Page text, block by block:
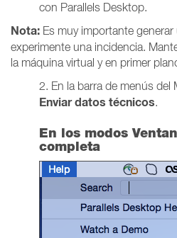
con Parallels Desktop.
Nota: Es muy importante
experimente una incidencia.
la máquina virtual y en primer
2. En la barra de menús del
Enviar datos técnicos.
En los modos
completa